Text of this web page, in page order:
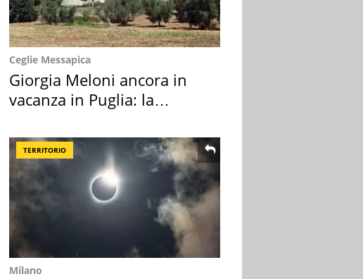
Ceglie Messapica
Giorgia Meloni ancora in
vacanza in Puglia: la
TERRITORIO
Milano